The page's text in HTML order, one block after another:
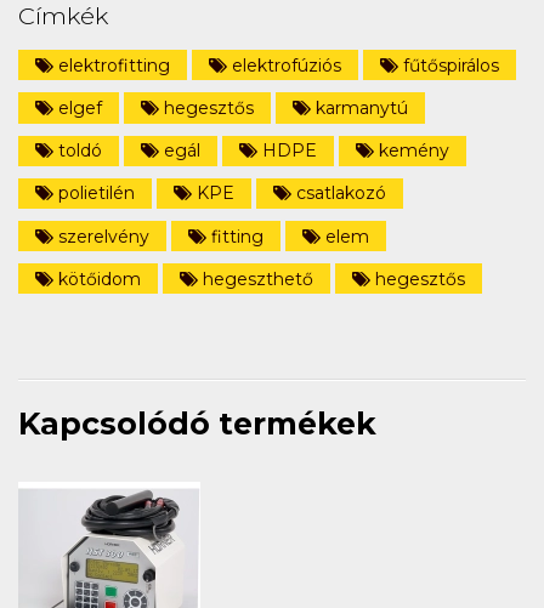
Címkék
elektrofitting elektrofúziós
fűtőspirálos
elgef
hegesztős
karmanytú
toldó
egál HDPE
kemény
polietilén
KPE
csatlakozó
szerelvény
fitting
elem
kötőidom
hegeszthető hegesztős
Kapcsolódó termékek